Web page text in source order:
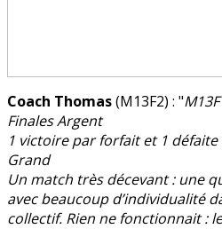
Coach Thomas(M13F2) : "
Finales Argent
1 victoire par forfait et 1
Grand
Un match très décevant : une
avec beaucoup d’individualité
collectif. Rien ne fonctionnait :